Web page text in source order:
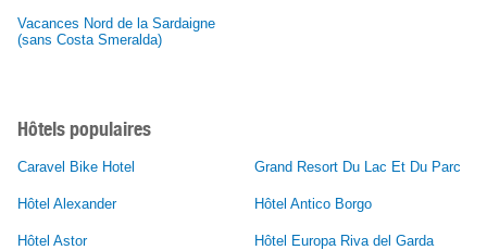
Vacances Nord de la Sardaigne
(sans Costa Smeralda)
Hôtels populaires
Caravel Bike Hotel Grand Resort Du Lac Et Du Parc
Hôtel Alexander Hôtel Antico Borgo
Hôtel Astor Hôtel Europa Riva del Garda